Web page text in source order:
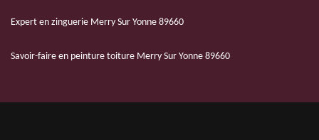
Expert en zinguerie Merry Sur Yonne 89660
Savoir-faire en peinture toiture Merry Sur Yonne 89660